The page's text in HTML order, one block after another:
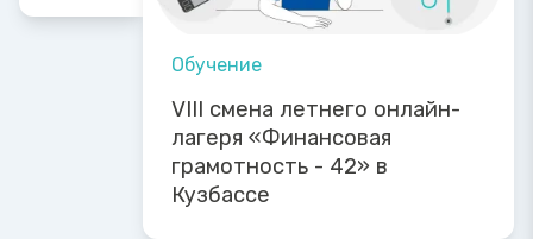
Обучение
VIII смена летнего онлайн-
лагеря «Финансовая
грамотность - 42» в
Кузбассе